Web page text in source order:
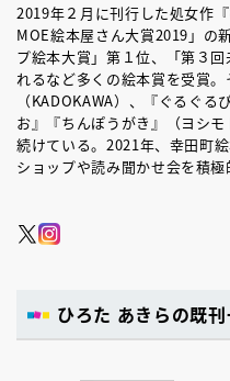
2019年２月に刊行した処女作
MOE絵本屋さん大賞2019」の
プ絵本大賞」第１位、「第３
れるなど多くの絵本賞を受賞。
（KADOKAWA）、『ぐるぐ
お』『ちんぽうがき』（ヨシ
続けている。2021年、幸田町
ショップや読み聞かせ会を積極
ひろた あきらの既